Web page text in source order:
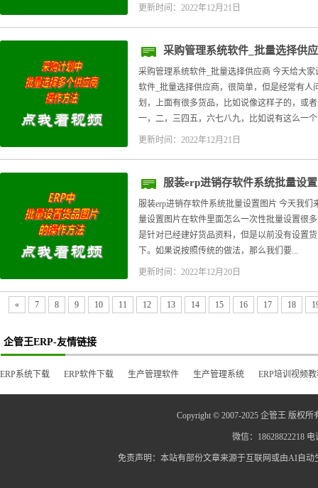
更新时间：2022年12月21日
采购管理系统软件_批量选择供
采购管理系统软件_批量选择供应商 今天给大
软件_批量选择供应商，很简单，但是经常有
划，上面有很多货品，比如说像这样子的，或
一，二，三四五，六七八九，比如说有这么一
更新时间：2022年12月21日
服装erp进销存软件系统批量设
服装erp进销存软件系统批量设置图片 今天我
量设置图片在软件里面怎么一次性批量设置很
是针对已经建好货品资料，但是以前没有设置
下。如果说按照传统的做法，那么我们要...
更新时间：2022年12月20日
« 7 8 9 10 11 12 13 14 15 16 17 18
企管王ERP-友情链接
ERP系统下载 ERP软件下载 生产管理软件 生产管理系统 ERP培训视频
Copyright © 2007-2025 企管王 版权所
微信：18628822218
免责声明：本站有部份文章来源于互联网或由AI自